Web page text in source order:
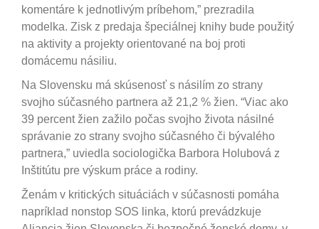
komentáre k jednotlivým príbehom,” prezradila
modelka. Zisk z predaja špeciálnej knihy bude použitý
na aktivity a projekty orientované na boj proti
domácemu násiliu.
Na Slovensku má skúsenosť s násilím zo strany
svojho súčasného partnera až 21,2 % žien. “Viac ako
39 percent žien zažilo počas svojho života násilné
správanie zo strany svojho súčasného či bývalého
partnera,” uviedla sociologička Barbora Holubová z
Inštitútu pre výskum práce a rodiny.
Ženám v kritických situáciách v súčasnosti pomáha
napríklad nonstop SOS linka, ktorú prevádzkuje